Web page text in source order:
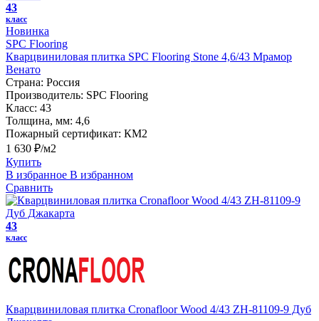
43
класс
Новинка
SPC Flooring
Кварцвиниловая плитка SPC Flooring Stone 4,6/43 Мрамор
Венато
Страна: Россия
Производитель: SPC Flooring
Класс: 43
Толщина, мм: 4,6
Пожарный сертификат: КМ2
1 630 ₽/м2
Купить
В избранное В избранном
Сравнить
43
класс
Кварцвиниловая плитка Cronafloor Wood 4/43 ZH-81109-9 Дуб